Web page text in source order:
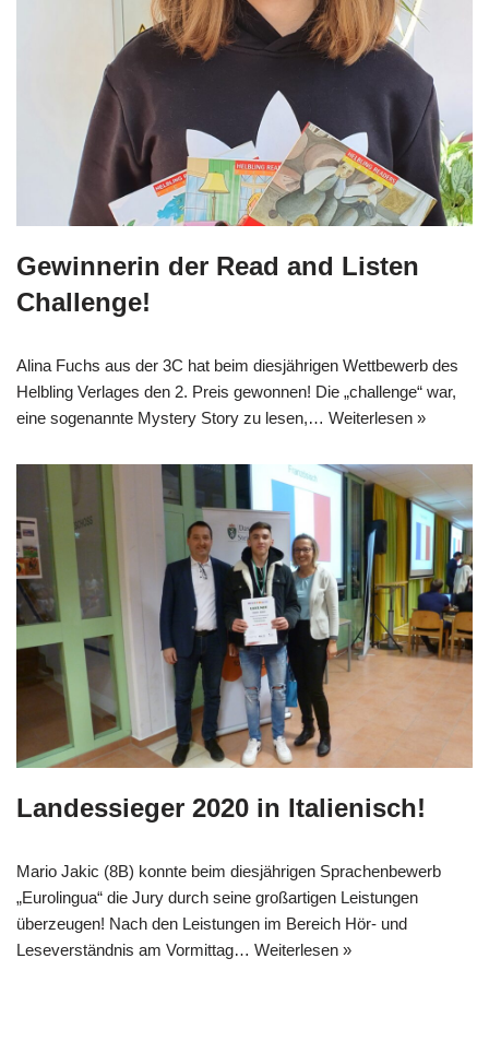
Gewinnerin der Read and Listen
Challenge!
Alina Fuchs aus der 3C hat beim diesjährigen Wettbewerb des
Helbling Verlages den 2. Preis gewonnen! Die „challenge“ war,
eine sogenannte Mystery Story zu lesen,… Weiterlesen »
Landessieger 2020 in Italienisch!
Mario Jakic (8B) konnte beim diesjährigen Sprachenbewerb
„Eurolingua“ die Jury durch seine großartigen Leistungen
überzeugen! Nach den Leistungen im Bereich Hör- und
Leseverständnis am Vormittag… Weiterlesen »